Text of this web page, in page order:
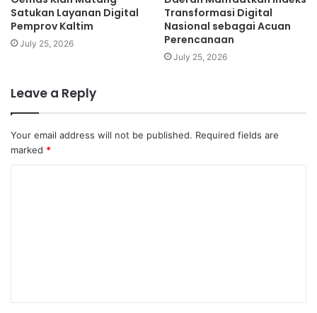
Satukan Layanan Digital
Pemprov Kaltim
July 25, 2026
Transformasi Digital
Nasional sebagai Acuan
Perencanaan
July 25, 2026
Leave a Reply
Your email address will not be published. Required fields are
marked *